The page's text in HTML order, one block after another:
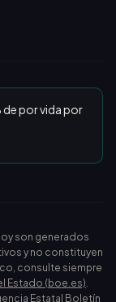
de por vida por
son generados
y no constituyen
consulte siempre
Estado (boe.es).
Estatal Boletín